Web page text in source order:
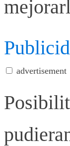
advertisement